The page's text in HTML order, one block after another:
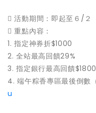
 活動期間：即起至６/２
 重點內容：
1. 指定神券折$1000
2. 全站最高回饋29%
3. 指定銀行最高回饋$1800
4. 端午粽香專區最後倒數
u